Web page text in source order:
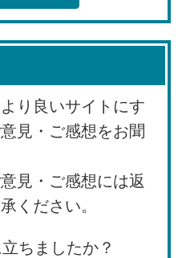
り良いサイトにす
見・ご感想をお聞
見・ご感想には返
ください。
ちましたか？